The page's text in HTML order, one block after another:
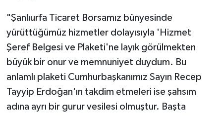
"Şanlıurfa Ticaret Borsamız bünyesinde
yürüttüğümüz hizmetler dolayısıyla 'Hizmet
Şeref Belgesi ve Plaketi'ne layık görülmekten
büyük bir onur ve memnuniyet duydum. Bu
anlamlı plaketi Cumhurbaşkanımız Sayın Recep
Tayyip Erdoğan'ın takdim etmeleri ise şahsım
adına ayrı bir gurur vesilesi olmuştur. Başta